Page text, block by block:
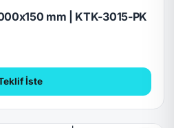
mm | KTK-3015-PK
İste